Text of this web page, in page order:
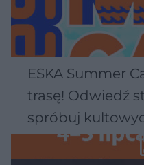
ESKA Summer
trasę! Odwiedź
spróbuj
Wawelu